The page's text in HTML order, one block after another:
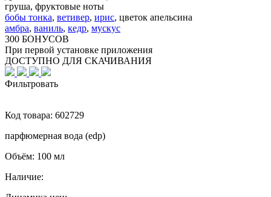
груша, фруктовые ноты
бобы тонка, ветивер, ирис, цветок апельсина
амбра, ваниль, кедр, мускус
300 БОНУСОВ
При первой установке приложения
ДОСТУПНО ДЛЯ СКАЧИВАНИЯ
Фильтровать
Код товара: 602729
парфюмерная вода (edp)
Объём: 100 мл
Наличие: